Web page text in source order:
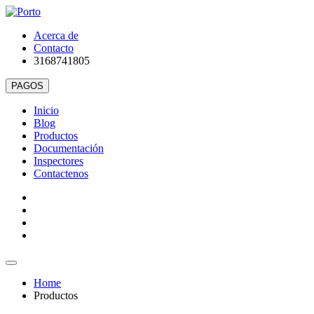
Acerca de
Contacto
3168741805
Inicio
Blog
Productos
Documentación
Inspectores
Contactenos
Home
Productos